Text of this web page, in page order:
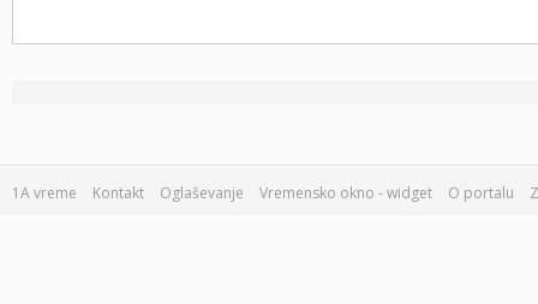
1A vreme Kontakt Oglaševanje Vremensko okno - widget O portalu